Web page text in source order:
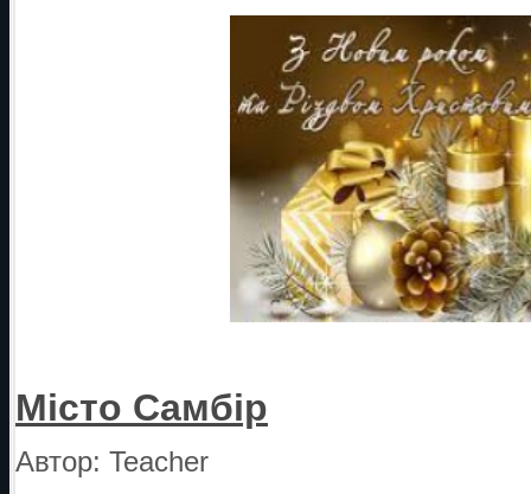
Місто Самбір
Автор: Teacher